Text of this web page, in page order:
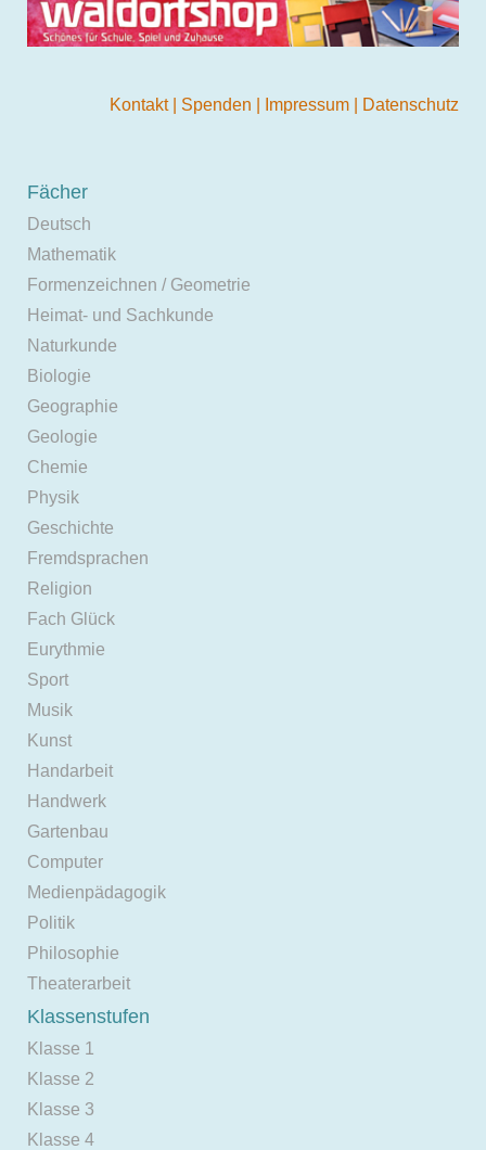
Kontakt Spenden Impressum Datenschutz
Fächer
Deutsch
Mathematik
Formenzeichnen / Geometrie
Heimat- und Sachkunde
Naturkunde
Biologie
Geographie
Geologie
Chemie
Physik
Geschichte
Fremdsprachen
Religion
Fach Glück
Eurythmie
Sport
Musik
Kunst
Handarbeit
Handwerk
Gartenbau
Computer
Medienpädagogik
Politik
Philosophie
Theaterarbeit
Klassenstufen
Klasse 1
Klasse 2
Klasse 3
Klasse 4